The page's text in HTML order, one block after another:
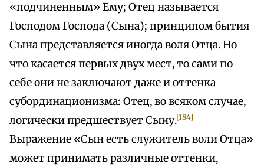
«подчиненным» Ему; Отец называется
Господом Господа (Сына); принципом бытия
Сына представляется иногда воля Отца. Но
что касается первых двух мест, то сами по
себе они не заключают даже и оттенка
субординационизма: Отец, во всяком случае,
логически предшествует Сыну.[184]
Выражение «Сын есть служитель воли Отца»
может принимать различные оттенки,